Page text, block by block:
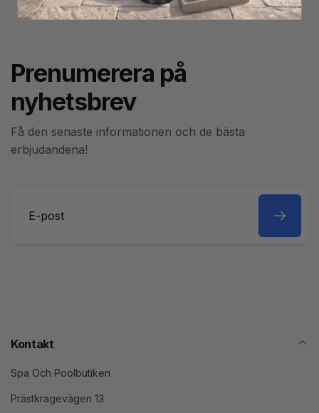
Prenumerera på
nyhetsbrev
Få den senaste informationen och de bästa
erbjudandena!
Kontakt
Spa Och Poolbutiken
Prästkragevägen 13